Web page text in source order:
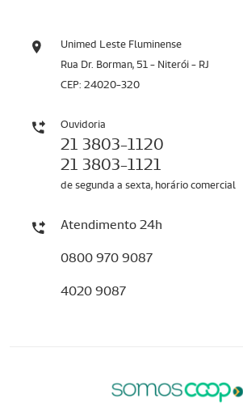
Unimed Leste Fluminense
Rua Dr. Borman, 51 - Niterói - RJ
CEP: 24020-320
Ouvidoria
21 3803-1120
21 3803-1121
de segunda a sexta, horário comercial
Atendimento 24h
0800 970 9087
4020 9087